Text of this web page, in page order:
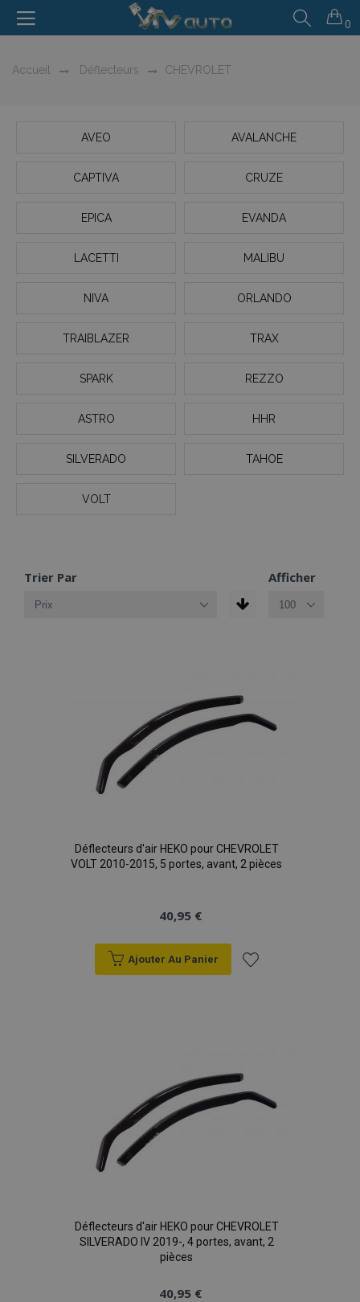
0
Accueil Déflecteurs CHEVROLET
AVEO AVALANCHE
CAPTIVA CRUZE
EPICA EVANDA
LACETTI MALIBU
NIVA ORLANDO
TRAIBLAZER TRAX
SPARK REZZO
ASTRO HHR
SILVERADO TAHOE
VOLT
Trier Par Afficher
Déflecteurs d'air HEKO pour CHEVROLET
VOLT 2010-2015, 5 portes, avant, 2 pièces
40,95 €
Ajouter Au Panier
d'achats
Déflecteurs d'air HEKO pour CHEVROLET
SILVERADO IV 2019-, 4 portes, avant, 2
pièces
40,95 €